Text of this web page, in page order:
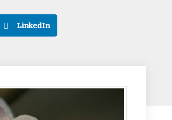
LinkedIn